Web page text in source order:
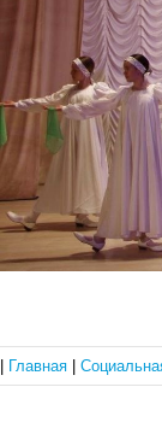
Главная